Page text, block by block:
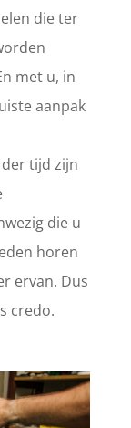
die ter
met u, in
aanpak
tijd zijn
die u
horen
ervan. Dus
credo.